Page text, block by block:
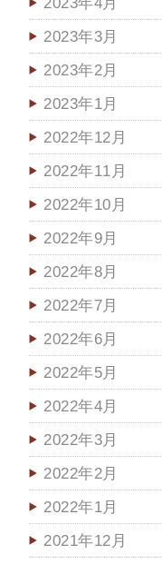
2023年3月
2023年2月
2023年1月
2022年12月
2022年11月
2022年10月
2022年9月
2022年8月
2022年7月
2022年6月
2022年5月
2022年4月
2022年3月
2022年2月
2022年1月
2021年12月